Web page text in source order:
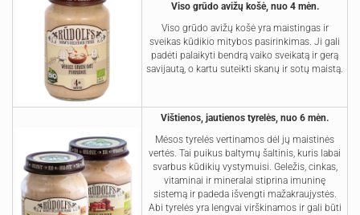
Viso grūdo avižų košė, nuo 4 mėn.
Viso grūdo avižų košė yra maistingas ir
sveikas kūdikio mitybos pasirinkimas. Ji gali
padėti palaikyti bendrą vaiko sveikatą ir gerą
savijautą, o kartu suteikti skanų ir sotų maistą.
Vištienos, jautienos tyrelės, nuo 6 mėn.
Mėsos tyrelės vertinamos dėl jų maistinės
vertės. Tai puikus baltymų šaltinis, kuris labai
svarbus kūdikių vystymuisi. Geležis, cinkas,
vitaminai ir mineralai stiprina imuninę
sistemą ir padeda išvengti mažakraujystės.
Abi tyrelės yra lengvai virškinamos ir gali būti